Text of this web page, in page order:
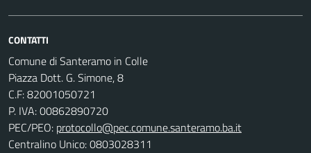
CONTATTI
Comune di Santeramo in Colle
Piazza Dott. G. Simone, 8
C.F:82001050721
P. IVA:00862890720
PEC/PEO: protocollo@pec.comune.santeramo.ba.it
Centralino Unico: 0803028311